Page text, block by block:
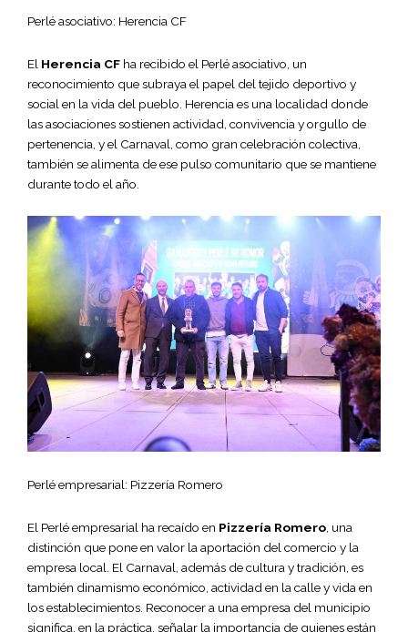
Perlé asociativo: Herencia CF
El Herencia CF ha recibido el Perlé asociativo, un
reconocimiento que subraya el papel del tejido deportivo y
social en la vida del pueblo. Herencia es una localidad donde
las asociaciones sostienen actividad, convivencia y orgullo de
pertenencia, y el Carnaval, como gran celebración colectiva,
también se alimenta de ese pulso comunitario que se mantiene
durante todo el año.
Perlé empresarial: Pizzería Romero
El Perlé empresarial ha recaído en Pizzería Romero , una
distinción que pone en valor la aportación del comercio y la
empresa local. El Carnaval, además de cultura y tradición, es
también dinamismo económico, actividad en la calle y vida en
los establecimientos. Reconocer a una empresa del municipio
significa, en la práctica, señalar la importancia de quienes están